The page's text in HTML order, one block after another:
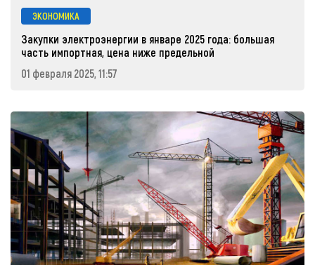
ЭКОНОМИКА
Закупки электроэнергии в январе 2025 года: большая
часть импортная, цена ниже предельной
01 февраля 2025, 11:57